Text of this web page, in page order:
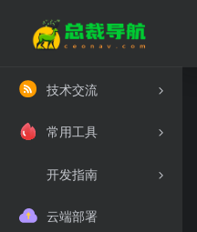
技术交流
常用工具
开发指南
云端部署